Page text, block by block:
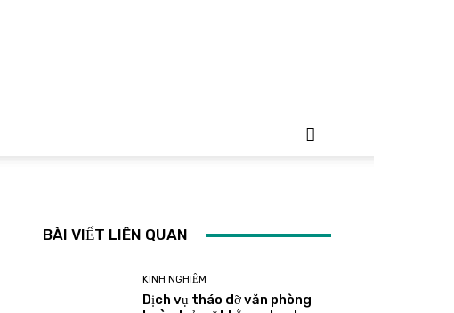
BÀI VIẾT LIÊN QUAN
KINH NGHIỆM
Dịch vụ tháo dỡ văn phòng